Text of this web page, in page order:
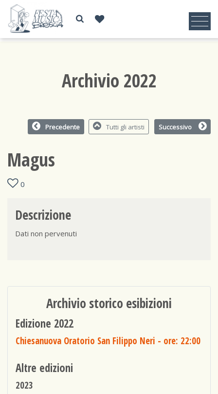
Archivio 2022
Precedente Tutti gli artisti Successivo
Magus
0
Descrizione
Dati non pervenuti
Archivio storico esibizioni
Edizione 2022
Chiesanuova Oratorio San Filippo Neri - ore: 22:00
Altre edizioni
2023